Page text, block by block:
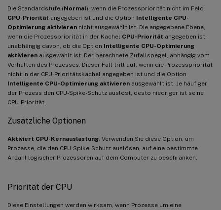
Die Standardstufe (Normal), wenn die Prozesspriorität nicht im Feld
CPU-Priorität angegeben ist und die Option Intelligente CPU-
Optimierung aktivieren nicht ausgewählt ist. Die angegebene Ebene,
wenn die Prozesspriorität in der Kachel CPU-Priorität angegeben ist,
unabhängig davon, ob die Option Intelligente CPU-Optimierung
aktivieren ausgewählt ist. Der berechnete Zufallspegel, abhängig vom
Verhalten des Prozesses. Dieser Fall tritt auf, wenn die Prozesspriorität
nicht in der CPU-Prioritätskachel angegeben ist und die Option
Intelligente CPU-Optimierung aktivieren ausgewählt ist. Je häufiger
der Prozess den CPU-Spike-Schutz auslöst, desto niedriger ist seine
CPU-Priorität.
Zusätzliche Optionen
Aktiviert CPU-Kernauslastung . Verwenden Sie diese Option, um
Prozesse, die den CPU-Spike-Schutz auslösen, auf eine bestimmte
Anzahl logischer Prozessoren auf dem Computer zu beschränken.
Priorität der CPU
Diese Einstellungen werden wirksam, wenn Prozesse um eine